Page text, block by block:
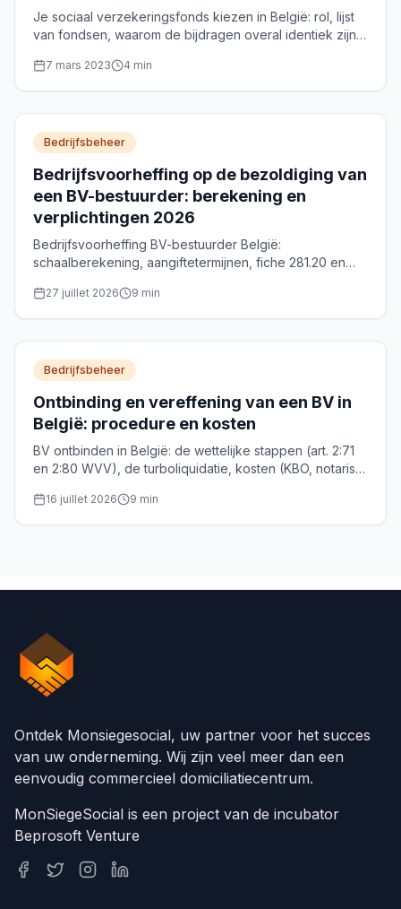
Je sociaal verzekeringsfonds kiezen in België: rol, lijst
van fondsen, waarom de bijdragen overal identiek zijn
7 mars 2023 4 min
Bedrijfsbeheer
Bedrijfsvoorheffing op de bezoldiging van
een BV-bestuurder: berekening en
verplichtingen 2026
Bedrijfsvoorheffing BV-bestuurder België:
schaalberekening, aangiftetermijnen, fiche 281.20 en
27 juillet 2026 9 min
Bedrijfsbeheer
Ontbinding en vereffening van een BV in
België: procedure en kosten
BV ontbinden in België: de wettelijke stappen (art. 2:71
en 2:80 WVV), de turboliquidatie, kosten (KBO, notaris)
vereffeningsbonus.
16 juillet 2026 9 min
Ontdek Monsiegesocial, uw partner voor het succes
van uw onderneming. Wij zijn veel meer dan een
eenvoudig commercieel domiciliatiecentrum.
MonSiegeSocial is een project van de incubator
Beprosoft Venture